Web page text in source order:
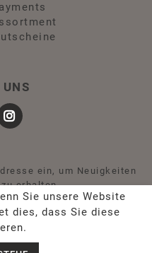
Sie unsere Website
dies, dass Sie diese
UNS
ein, um Neuigkeiten
erhalten